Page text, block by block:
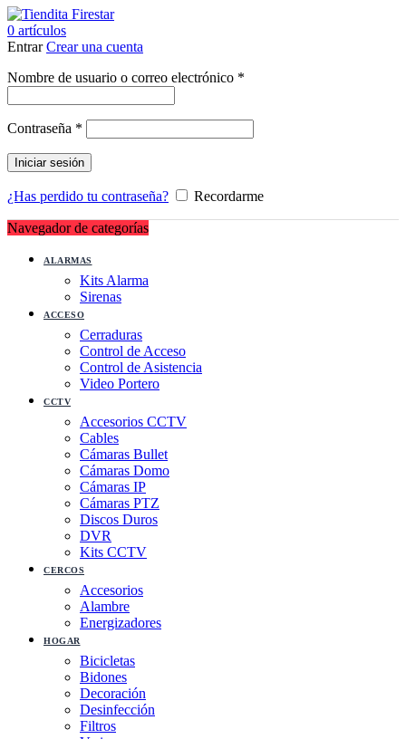
0 artículos
EntrarCrear una cuenta
Nombre de usuario o correo electrónico *
Contraseña *
Iniciar sesión
¿Has perdido tu contraseña? Recordarme
Navegador de categorías
ALARMAS
Kits Alarma
Sirenas
ACCESO
Cerraduras
Control de Acceso
Control de Asistencia
Video Portero
CCTV
Accesorios CCTV
Cables
Cámaras Bullet
Cámaras Domo
Cámaras IP
Cámaras PTZ
Discos Duros
DVR
Kits CCTV
CERCOS
Accesorios
Alambre
Energizadores
HOGAR
Bicicletas
Bidones
Decoración
Desinfección
Filtros